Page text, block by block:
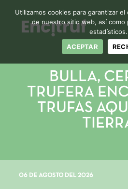
BULLA,
TRUFERA
TRUFAS
06 DE AGOSTO DEL 2026
Utilizamos cookies para garantizar
de nuestro sitio web, así como
estadísticos.
ACEPTAR